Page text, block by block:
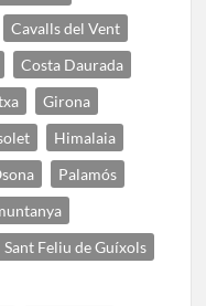
Cavalls del Vent
Costa Daurada
Girona
Himalaia
Palamós
Sant Feliu de Guíxols